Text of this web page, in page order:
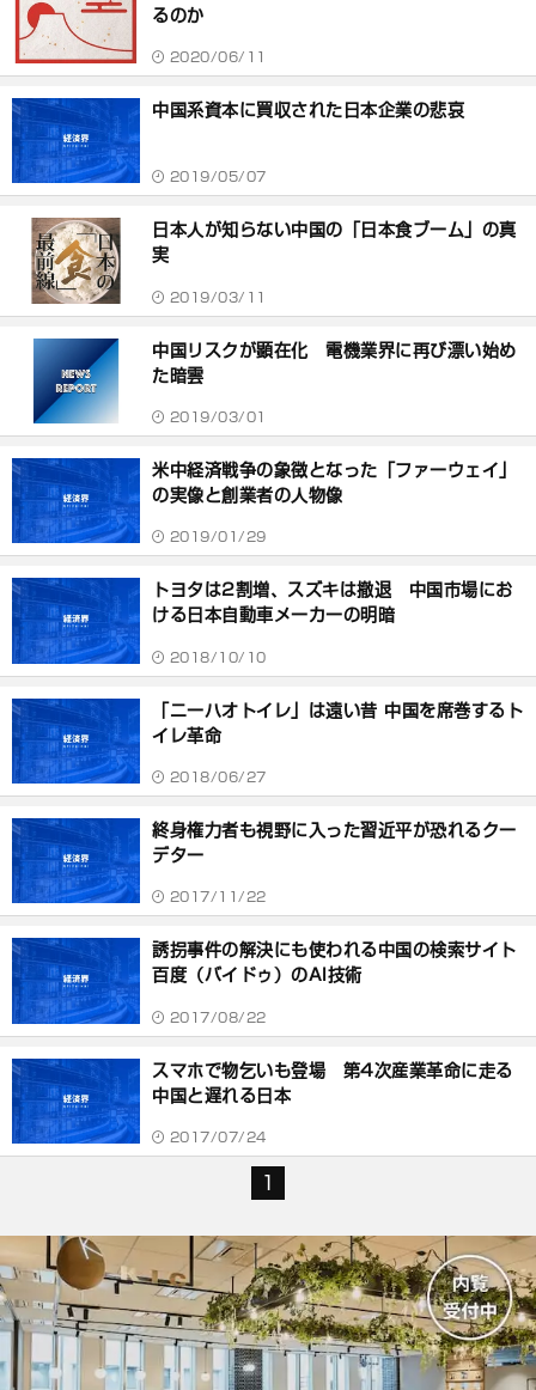
るのか
2020/06/11
中国系資本に買収された日本企業の悲哀
2019/05/07
日本人が知らない中国の「日本食ブーム」の真
実
2019/03/11
中国リスクが顕在化 電機業界に再び漂い始め
た暗雲
2019/03/01
米中経済戦争の象徴となった「ファーウェイ」
の実像と創業者の人物像
2019/01/29
トヨタは2割増、スズキは撤退 中国市場にお
ける日本自動車メーカーの明暗
2018/10/10
「ニーハオトイレ」は遠い昔 中国を席巻するト
イレ革命
2018/06/27
終身権力者も視野に入った習近平が恐れるクー
デター
2017/11/22
誘拐事件の解決にも使われる中国の検索サイト
百度（バイドゥ）のAI技術
2017/08/22
スマホで物乞いも登場 第4次産業革命に走る
中国と遅れる日本
2017/07/24
1